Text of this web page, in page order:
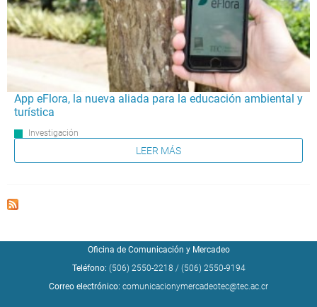
App eFlora, la nueva aliada para la educación ambiental y
turística
Investigación
LEER MÁS
Oficina de Comunicación y Mercadeo
Teléfono: (506) 2550-2218 / (506) 2550-9194
Correo electrónico: comunicacionymercadeotec@tec.ac.cr